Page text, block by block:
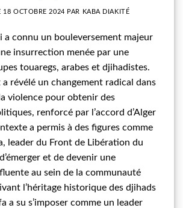
18 OCTOBRE 2024 PAR KABA DIAKITÉ
a connu un bouleversement majeur
insurrection menée par une
touaregs, arabes et djihadistes.
révélé un changement radical dans
violence pour obtenir des
renforcé par l’accord d’Alger
a permis à des figures comme
leader du Front de Libération du
et de devenir une
au sein de la communauté
l’héritage historique des djihads
a su s’imposer comme un leader